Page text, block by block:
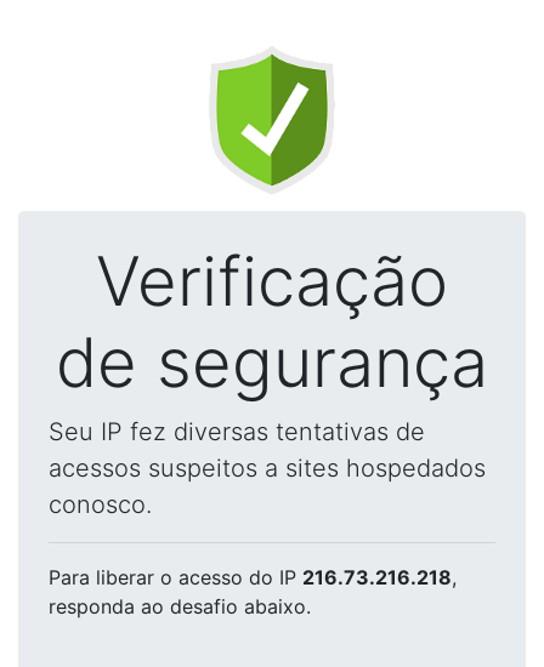
Verificação
de segurança
Seu IP fez diversas tentativas de
acessos suspeitos a sites hospedados
conosco.
Para liberar o acesso do IP 216.73.216.218,
responda ao desafio abaixo.